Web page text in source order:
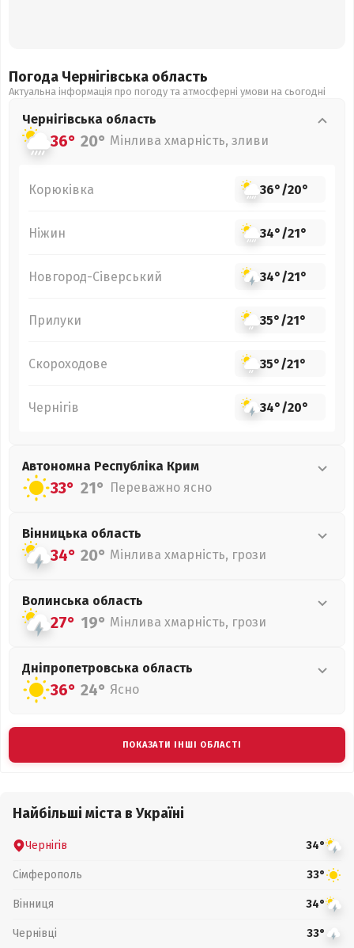
Погода Чернігівська область
Актуальна інформація про погоду та атмосферні умови на сьогодні
Чернігівська область
36° 20° Мінлива хмарність, зливи
Корюківка 36°/20°
Ніжин 34°/21°
Новгород-Сіверський 34°/21°
Прилуки 35°/21°
Скороходове 35°/21°
Чернігів 34°/20°
Автономна Республіка Крим
33° 21° Переважно ясно
Вінницька область
34° 20° Мінлива хмарність, грози
Волинська область
27° 19° Мінлива хмарність, грози
Дніпропетровська область
36° 24° Ясно
ПОКАЗАТИ ІНШІ ОБЛАСТІ
Найбільші міста в Україні
Чернігів 34°
Сімферополь 33°
Вінниця 34°
Чернівці 33°